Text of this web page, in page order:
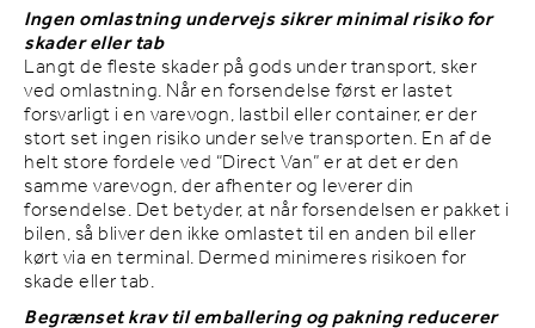
Ingen omlastning undervejs sikrer minimal risiko for
skader eller tab
Langt de fleste skader på gods under transport, sker
ved omlastning. Når en forsendelse først er lastet
forsvarligt i en varevogn, lastbil eller container, er der
stort set ingen risiko under selve transporten. En af de
helt store fordele ved “Direct Van” er at det er den
samme varevogn, der afhenter og leverer din
forsendelse. Det betyder, at når forsendelsen er pakket i
bilen, så bliver den ikke omlastet til en anden bil eller
kørt via en terminal. Dermed minimeres risikoen for
skade eller tab.
Begrænset krav til emballering og pakning reducerer